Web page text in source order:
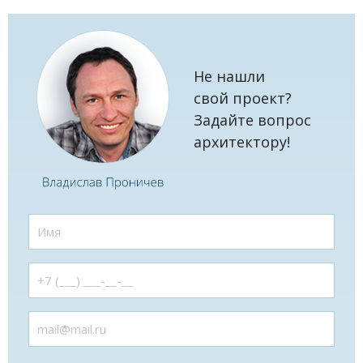
Не нашли
свой проект?
Задайте вопрос
архитектору!